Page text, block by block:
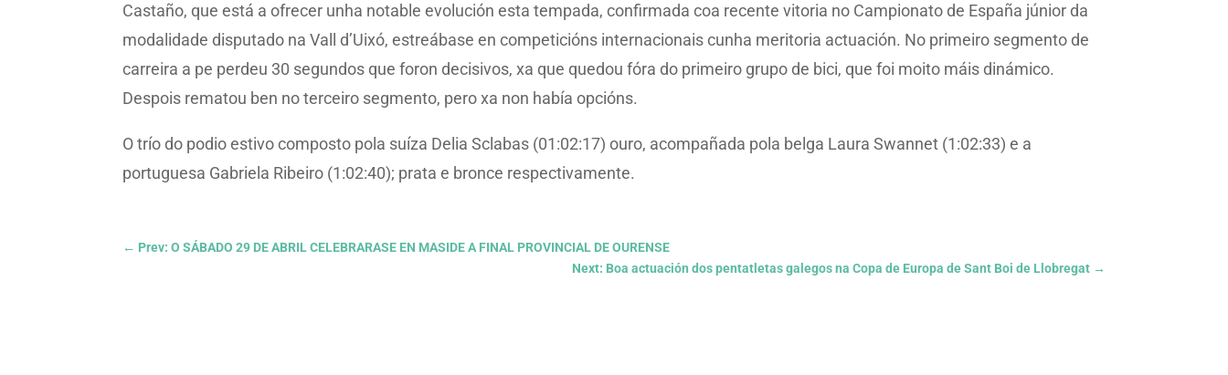
Castaño, que está a ofrecer unha notable evolución esta tempada, confirmada coa recente vitoria no Campionato de España júnior da
modalidade disputado na Vall d’Uixó, estreábase en competicións internacionais cunha meritoria actuación. No primeiro segmento de
carreira a pe perdeu 30 segundos que foron decisivos, xa que quedou fóra do primeiro grupo de bici, que foi moito máis dinámico.
Despois rematou ben no terceiro segmento, pero xa non había opcións.
O trío do podio estivo composto pola suíza Delia Sclabas (01:02:17) ouro, acompañada pola belga Laura Swannet (1:02:33) e a
portuguesa Gabriela Ribeiro (1:02:40); prata e bronce respectivamente.
← Prev: O SÁBADO 29 DE ABRIL CELEBRARASE EN MASIDE A FINAL PROVINCIAL DE OURENSE
Next: Boa actuación dos pentatletas galegos na Copa de Europa de Sant Boi de Llobregat→